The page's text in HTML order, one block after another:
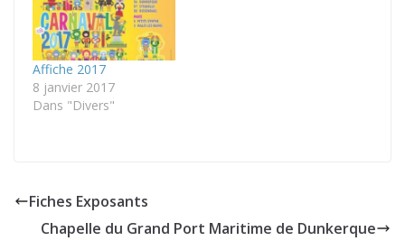
Affiche 2017
8 janvier 2017
Dans "Divers"
Fiches Exposants
Chapelle du Grand Port Maritime de Dunkerque